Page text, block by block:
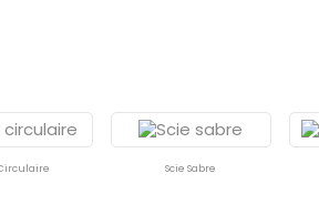
Scie Sabre